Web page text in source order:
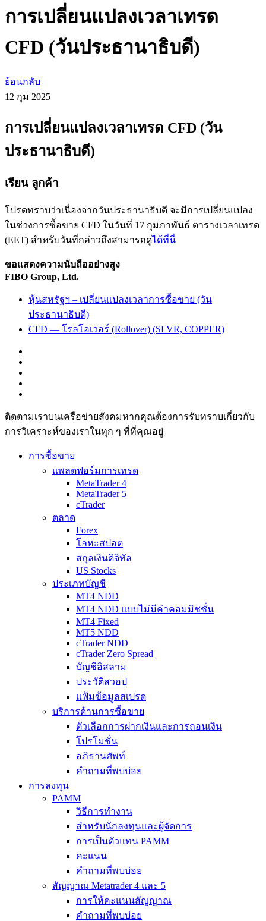
การเปลี่ยนแปลงเวลาเทรด
CFD (วันประธานาธิบดี)
ย้อนกลับ
12 กุม 2025
การเปลี่ยนแปลงเวลาเทรด CFD (วัน
ประธานาธิบดี)
เรียน ลูกค้า
โปรดทราบว่าเนื่องจากวันประธานาธิบดี จะมีการเปลี่ยนแปลง
ในช่วงการซื้อขาย CFD ในวันที่ 17 กุมภาพันธ์ ตารางเวลาเทรด
(EET) สำหรับวันที่กล่าวถึงสามารถดูได้ที่นี่
ขอแสดงความนับถืออย่างสูง
FIBO Group, Ltd.
หุ้นสหรัฐฯ – เปลี่ยนแปลงเวลาการซื้อขาย (วัน
ประธานาธิบดี)
CFD — โรลโอเวอร์ (Rollover) (SLVR, COPPER)
ติดตามเราบนเครือข่ายสังคมหากคุณต้องการรับทราบเกี่ยวกับ
การวิเ­คราะห์ของเราในทุก ๆ ที่ที่คุณอยู่
การซื้อขาย
แพลตฟอร์มการเทรด
MetaTrader 4
MetaTrader 5
cTrader
ตลาด
Forex
โลหะสปอต
สกุลเงินดิจิทัล
US Stocks
ประเภทบัญชี
MT4 NDD
MT4 NDD แบบไม่มีค่าคอมมิชชั่น
MT4 Fixed
MT5 NDD
cTrader NDD
cTrader Zero Spread
บัญชีอิสลาม
ประวัติสวอป
แฟ้มข้อมูลสเปรด
บริการด้านการซื้อขาย
ตัวเลือกการฝากเงินและการถอนเงิน
โปรโมชั่น
อภิธานศัพท์
คำถามที่พบบ่อย
การลงทุน
PAMM
วิธีการทำงาน
สำหรับนักลงทุนและผู้จัดการ
การเป็นตัวแทน PAMM
คะแนน
คำถามที่พบบ่อย
สัญญาณ Metatrader 4 และ 5
การให้คะแนนสัญญาณ
คำถามที่พบบ่อย